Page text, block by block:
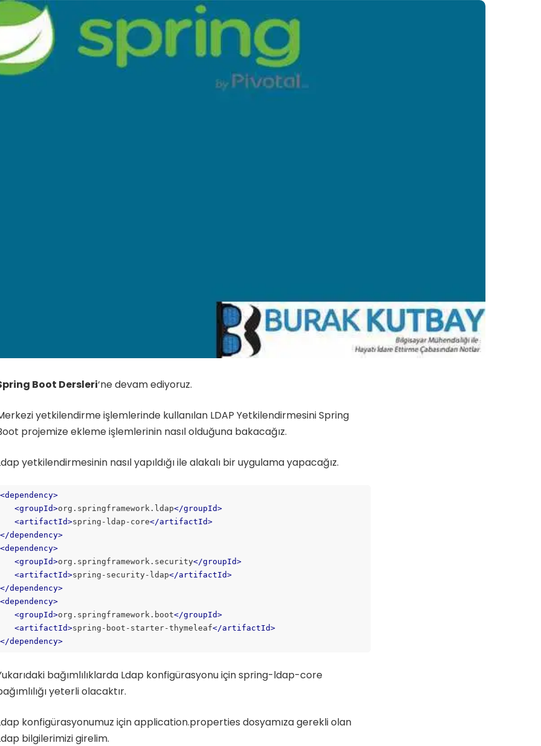
Boot Dersleri‘ne devam ediyoruz.
yetkilendirme işlemlerinde kullanılan LDAP Yetkilendirmesini Spring
projemize ekleme işlemlerinin nasıl olduğuna bakacağız.
yetkilendirmesinin nasıl yapıldığı ile alakalı bir uygulama yapacağız.
<dependency>
<groupId>org.springframework.ldap</groupId>
<artifactId>spring-ldap-core</artifactId>
</dependency>
<dependency>
<groupId>org.springframework.security</groupId>
<artifactId>spring-security-ldap</artifactId>
</dependency>
<dependency>
<groupId>org.springframework.boot</groupId>
<artifactId>spring-boot-starter-thymeleaf</artifactId>
</dependency>
bağımlılıklarda Ldap konfigürasyonu için spring-ldap-core
yeterli olacaktır.
konfigürasyonumuz için application.properties dosyamıza gerekli olan
bilgilerimizi girelim.